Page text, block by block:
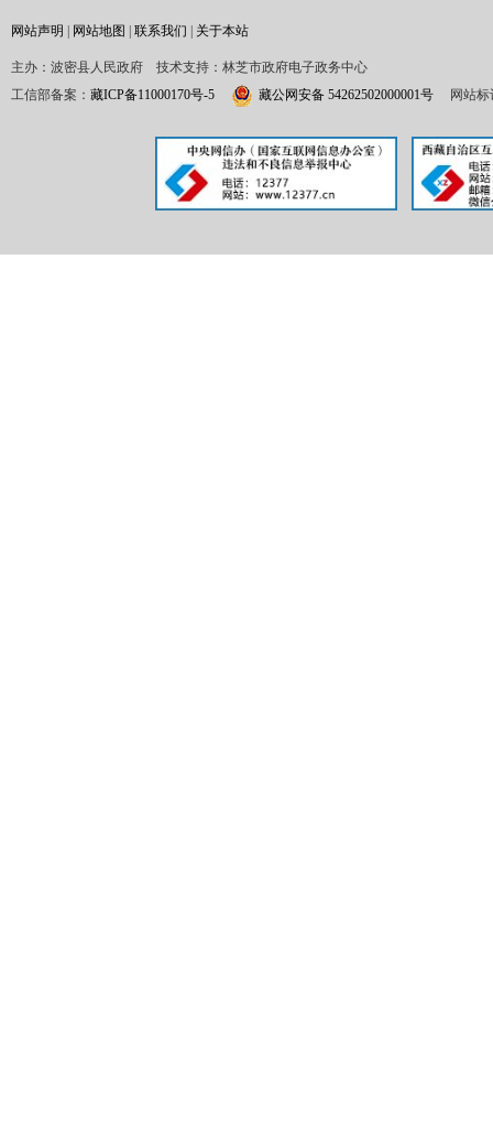
网站声明 网站地图 联系我们 关于本站
主办：波密县人民政府 技术支持：林芝市政府电子政务中心
工信部备案： 藏ICP备11000170号-5 藏公网安备 54262502000001号 网站标